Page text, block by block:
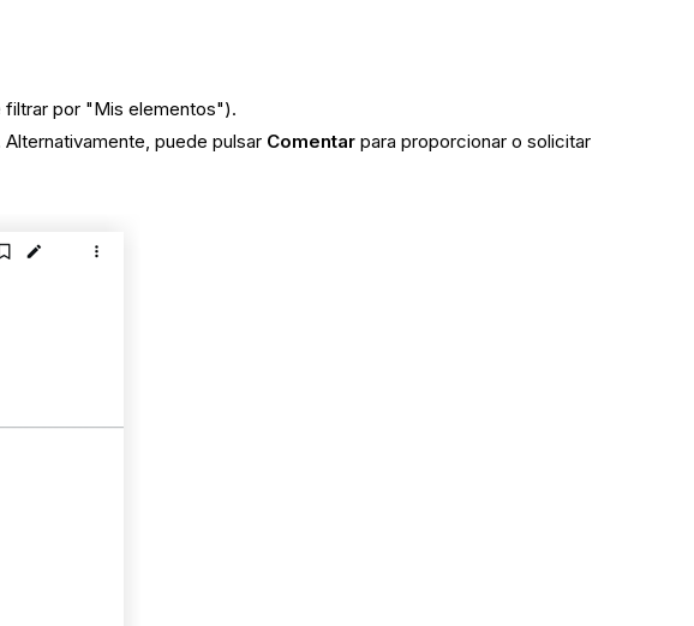
filtrar por "Mis elementos").
puede pulsar Comentar para proporcionar o solicitar